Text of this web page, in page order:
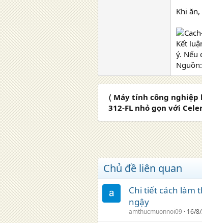
Khi
Kết
ý. Nếu
Nguồn:
〈 Máy tính công
312-FL nhỏ gọn với
Chủ đề liên quan
Chi tiết cách làm
ngậy
amthucmuonnoi09 16/